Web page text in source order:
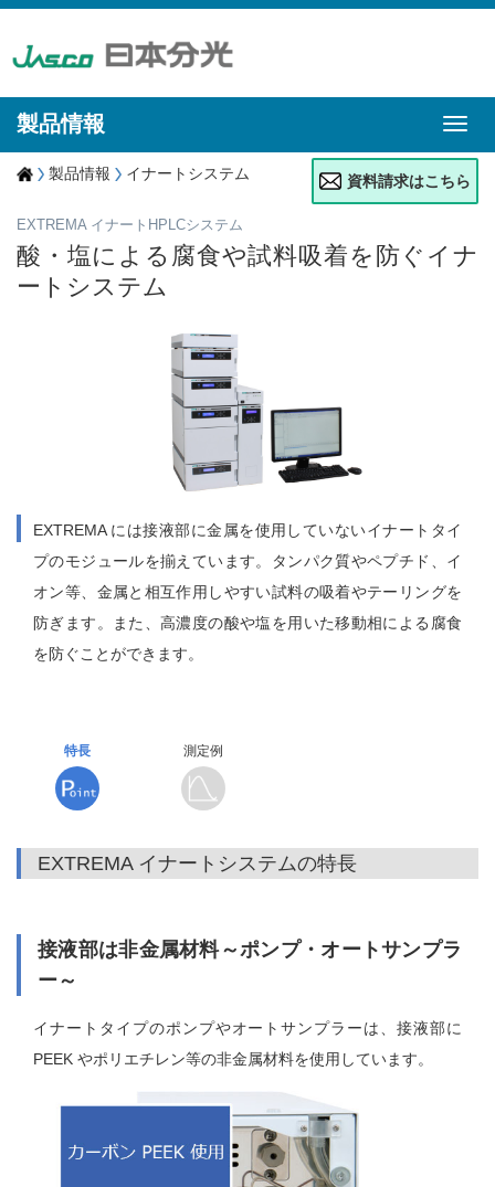
製品情報
製品情報 イナートシステム 資料請求はこちら
EXTREMA イナートHPLCシステム
酸・塩による腐食や試料吸着を防ぐイナ
ートシステム
EXTREMA には接液部に金属を使用していないイナートタイ
プのモジュールを揃えています。タンパク質やペプチド、イ
オン等、金属と相互作用しやすい試料の吸着やテーリングを
防ぎます。また、高濃度の酸や塩を用いた移動相による腐食
を防ぐことができます。
特長 測定例
EXTREMA イナートシステムの特長
接液部は非金属材料～ポンプ・オートサンプラ
ー～
イナートタイプのポンプやオートサンプラーは、接液部に
PEEK やポリエチレン等の非金属材料を使用しています。